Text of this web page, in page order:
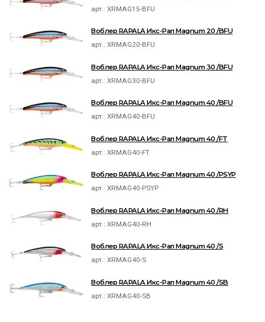
арт.:XRMAG15-BFU
Воблер RAPALA Икс-Рап Magnum 20 /BFU
арт.:XRMAG20-BFU
Воблер RAPALA Икс-Рап Magnum 30 /BFU
арт.:XRMAG30-BFU
Воблер RAPALA Икс-Рап Magnum 40 /BFU
арт.:XRMAG40-BFU
Воблер RAPALA Икс-Рап Magnum 40 /FT
арт.:XRMAG40-FT
Воблер RAPALA Икс-Рап Magnum 40 /PSYP
арт.:XRMAG40-PSYP
Воблер RAPALA Икс-Рап Magnum 40 /RH
арт.:XRMAG40-RH
Воблер RAPALA Икс-Рап Magnum 40 /S
арт.:XRMAG40-S
Воблер RAPALA Икс-Рап Magnum 40 /SB
арт.:XRMAG40-SB